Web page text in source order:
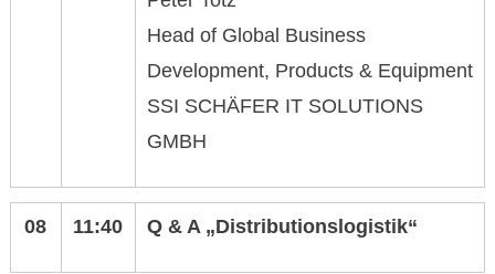
Head of Global Business
Development, Products & Equipment
SSI SCHÄFER IT SOLUTIONS
GMBH
08 11:40 Q & A „Distributionslogistik“